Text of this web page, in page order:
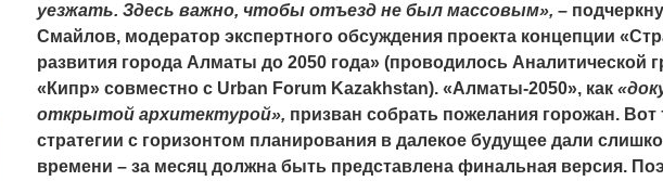
уезжать. Здесь важно, чтобы отъезд не был массовым», –
Смайлов, модератор экспертного обсуждения проекта концепции
развития города Алматы до 2050 года» (проводилось Аналитической
«Кипр» совместно с Urban Forum Kazakhstan). «Алматы-2050», как
открытой архитектурой», призван собрать пожелания горожан. Вот
стратегии с горизонтом планирования в далекое будущее дали
времени – за месяц должна быть представлена финальная версия.
Народ выбрал свет
17.10.2024 17:00 29972
Странная забастовка в Жанаозене.
Дарига не ждёт конфискации.
Авиакомпании сравнили с
мошенниками
30.10.2024 14:00
«Новый
правды»
29.10.2024